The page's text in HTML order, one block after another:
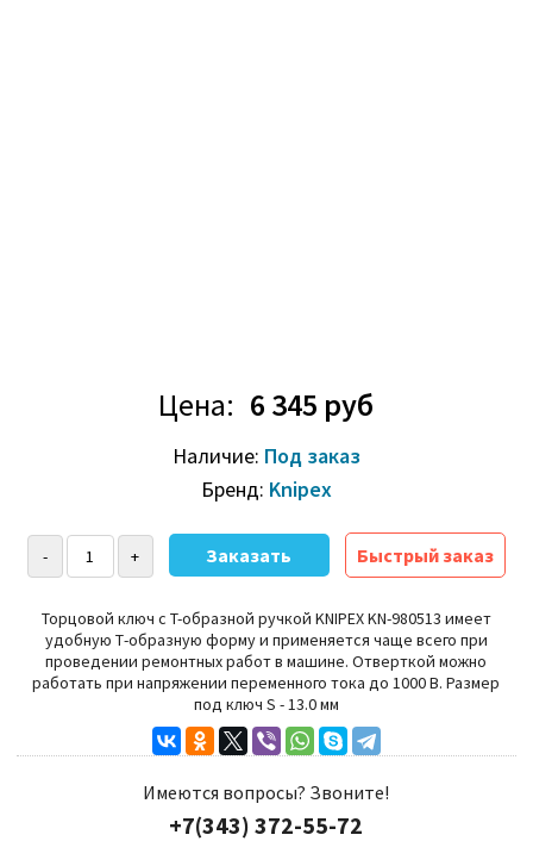
Цена: 6 345 руб
Наличие: Под заказ
Бренд: Knipex
Быстрый заказ
Торцовой ключ с T-образной ручкой KNIPEX KN-980513 имеет
удобную Т-образную форму и применяется чаще всего при
проведении ремонтных работ в машине.Отверткой можно
работать при напряжении переменного тока до 1000 В.Размер
под ключ S - 13.0 мм
Имеются вопросы? Звоните!
+7(343) 372-55-72